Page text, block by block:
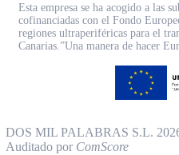
Esta empresa se ha acogido a las
cofinanciadas con el Fondo
regiones ultraperiféricas para el
Canarias.”Una manera de hacer
DOS MIL PALABRAS S.L.
Auditado por ComScore